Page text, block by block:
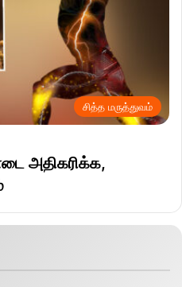
சித்த மருத்துவம்
அதிகரிக்க,